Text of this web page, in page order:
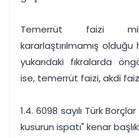
Temerrüt faizi
kararlaştırılmamış
yukarıdaki fıkralarda
ise, temerrüt faizi, akdi
1.4. 6098 sayılı Türk
kusurun ispatı" kenar